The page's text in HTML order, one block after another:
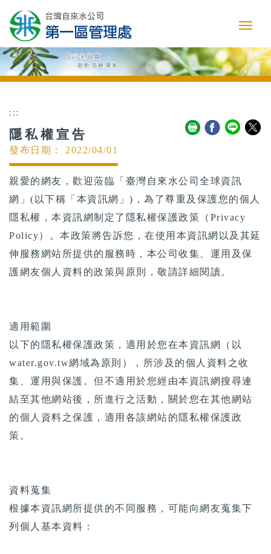
:::
隱私權宣告
發布日期： 2022/04/01
親愛的網友，歡迎蒞臨「臺灣自來水公司全球資訊
網」(以下稱「本資訊網」)，為了尊重及保護您的個人
隱私權，本資訊網制定了隱私權保護政策（Privacy
Policy）。本政策將告訴您，在使用本資訊網以及其延
伸服務網站所提供的服務時，本公司收集、運用及保
護網友個人資料的政策與原則，敬請詳細閱讀。
適用範圍
以下的隱私權保護政策，適用於您在本資訊網（以
water.gov.tw網域為原則），所涉及的個人資料之收
集、運用與保護。但不適用於您經由本資訊網搜尋連
結至其他網站後，所進行之活動，關於您在其他網站
的個人資料之保護，適用各該網站的隱私權保護政
策。
資料蒐集
根據本資訊網所提供的不同服務，可能向網友蒐集下
列個人基本資料：